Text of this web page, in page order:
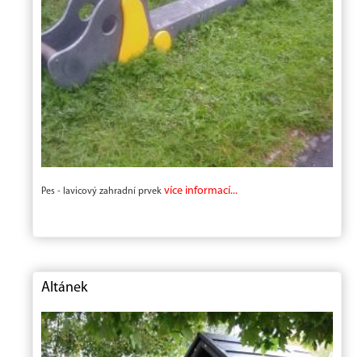
Pes - lavicový zahradní prvek více informací...
Altánek